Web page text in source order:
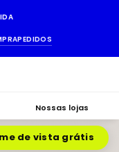
PEDIDOS
Nossas lojas
de vista grátis